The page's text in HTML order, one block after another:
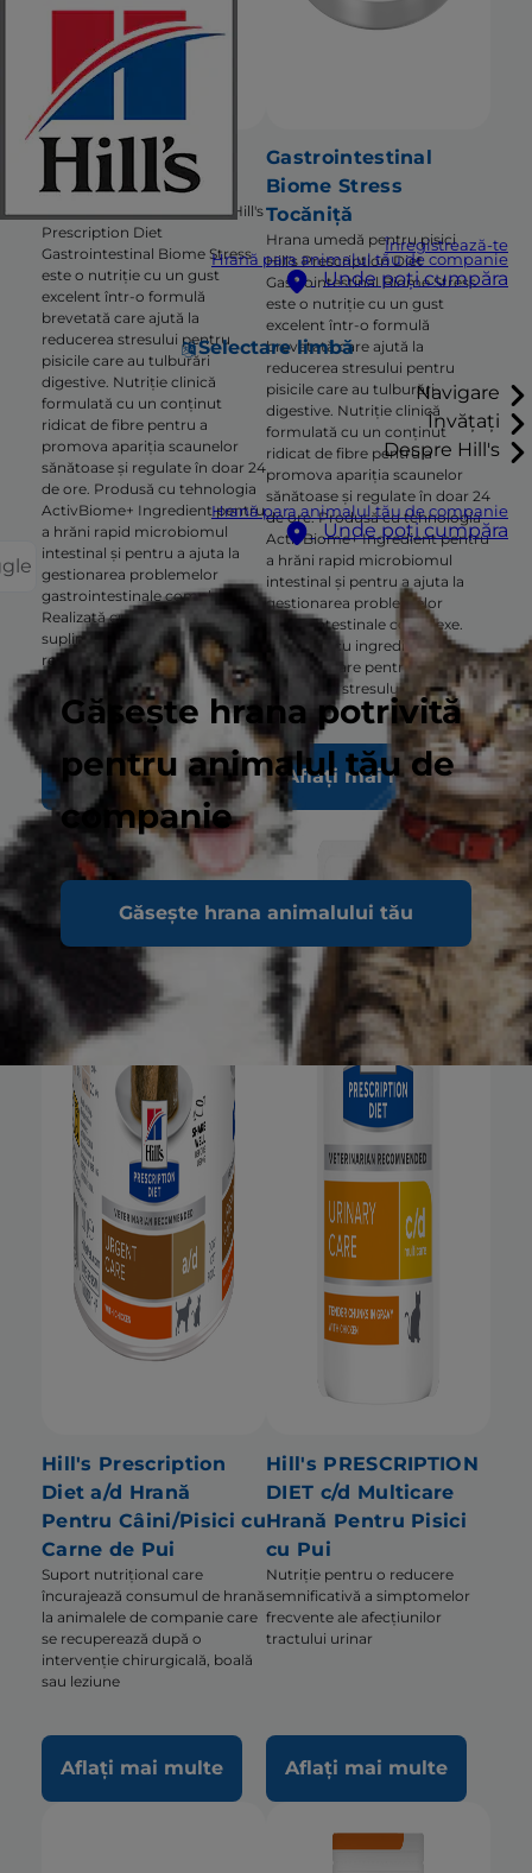
Înregistrează-te
Hrană para animalul tău de companie
Unde poți cumpăra
Selectare limbă
Navigare
Învățați
Despre Hill's
Hrană para animalul tău de companie
Unde poți cumpăra
Găsește hrana potrivită
pentru animalul tău de
companie
Găsește hrana animalului tău
Gastrointestinal
Biome Stress
Hrana uscată pentru pisici Hill's
Prescription Diet
Gastrointestinal Biome Stress
este o nutriție cu un gust
excelent într-o formulă
brevetată care ajută la
reducerea stresului pentru
pisicile care au tulburări
digestive. Nutriție clinică
formulată cu un conținut
ridicat de fibre pentru a
promova apariția scaunelor
sănătoase și regulate în doar 24
de ore. Produsă cu tehnologia
ActivBiome+ Ingredient pentru
a hrăni rapid microbiomul
intestinal și pentru a ajuta la
gestionarea problemelor
gastrointestinale complexe.
Realizată cu ingrediente
suplimentare pentru a ajuta la
reducerea stresului.
Aflați mai multe
Gastrointestinal
Biome Stress
Tocăniță
Hrana umedă pentru pisici
Hill's Prescription Diet
Gastrointestinal Biome Stress
este o nutriție cu un gust
excelent într-o formulă
brevetată care ajută la
reducerea stresului pentru
pisicile care au tulburări
digestive. Nutriție clinică
formulată cu un conținut
ridicat de fibre pentru a
promova apariția scaunelor
sănătoase și regulate în doar 24
de ore. Produsă cu tehnologia
ActivBiome+ Ingredient pentru
a hrăni rapid microbiomul
intestinal și pentru a ajuta la
gestionarea problemelor
gastrointestinale complexe.
Realizată cu ingrediente
suplimentare pentru a ajuta la
reducerea stresului.
Aflați mai multe
Hill's Prescription
Diet a/d Hrană
Pentru Câini/Pisici cu
Carne de Pui
Suport nutrițional care
încurajează consumul de hrană
la animalele de companie care
se recuperează după o
intervenție chirurgicală, boală
sau leziune
Aflați mai multe
Hill's PRESCRIPTION
DIET c/d Multicare
Hrană Pentru Pisici
cu Pui
Nutriție pentru o reducere
semnificativă a simptomelor
frecvente ale afecțiunilor
tractului urinar
Aflați mai multe